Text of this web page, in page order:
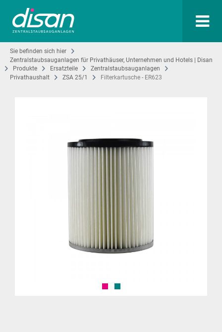
Sie befinden sich hier
Zentralstaubsauganlagen für Privathäuser, Unternehmen und Hotels | Disan
Produkte
Ersatzteile
Zentralstaubsauganlagen
Privathaushalt
ZSA 25/1 Filterkartusche - ER623